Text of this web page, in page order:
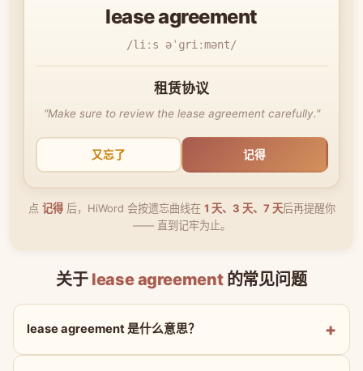
lease agreement
/liːs əˈɡriːmənt/
租赁协议
"Make sure to review the lease agreement carefully."
又忘了 记得
点 记得后，HiWord 会按遗忘曲线在 1 天、3 天、7 天后再提醒你
—— 直到记牢为止。
关于 lease agreement的常见问题
lease agreement 是什么意思？